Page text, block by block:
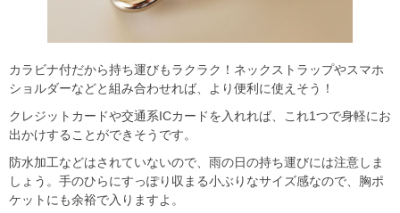
カラビナ付だから持ち運びもラクラク！ネックストラップやスマホ
ショルダーなどと組み合わせれば、より便利に使えそう！
クレジットカードや交通系ICカードを入れれば、これ1つで身軽にお
出かけすることができそうです。
防水加工などはされていないので、雨の日の持ち運びには注意しま
しょう。手のひらにすっぽり収まる小ぶりなサイズ感なので、胸ポ
ケットにも余裕で入りますよ。